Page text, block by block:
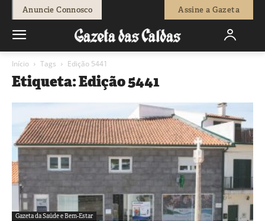
Anuncie Connosco Assine a Gazeta
Início Tags Edição 5441
Etiqueta: Edição 5441
Gazeta da Saúde e Bem-Estar